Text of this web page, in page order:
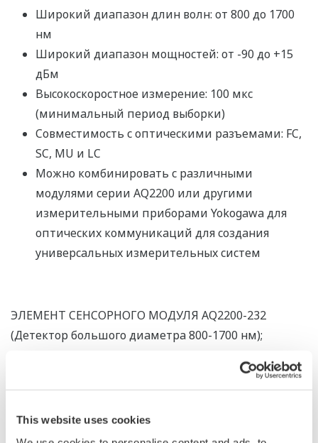
This website uses cookies
Широкий диапазон длин волн: от 800 до 1700
нм
Широкий диапазон мощностей: от -90 до +15
дБм
Высокоскоростное измерение: 100 мкс
(минимальный период выборки)
Совместимость с оптическими разъемами: FC,
SC, MU и LC
Можно комбинировать с различными
модулями серии AQ2200 или другими
измерительными приборами Yokogawa для
оптических коммуникаций для создания
универсальных измерительных систем
ЭЛЕМЕНТ СЕНСОРНОГО МОДУЛЯ AQ2200-232
(Детектор большого диаметра 800-1700 нм);
(детектор большого диаметра, от 400 до 1100 нм);
ИНТЕРФЕЙСНЫЙ МОДУЛЬ AQ2200-202 (2 канала)
5 мм диам. (AQ2200-232), 5,8 мм (AQ2200-242)